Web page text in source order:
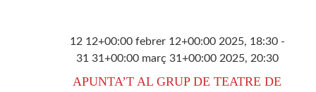
12 12+00:00 febrer 12+00:00 2025, 18:30-
31 31+00:00 març 31+00:00 2025, 20:30
APUNTA’T AL GRUP DE TEATRE DE